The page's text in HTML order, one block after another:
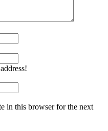
in this browser for the next